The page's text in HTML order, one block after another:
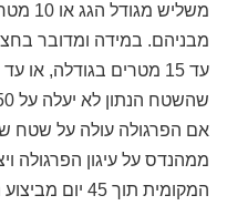
משליש
מבניהם. במידה ומדובר
עד 15 מטרים בגודלה,
שהשטח הנתון לא יעלה על 50 מטר.
ממהנדס על עיגון הפרגולה
המקומית תוך 45 יום מביצוע העבודה.